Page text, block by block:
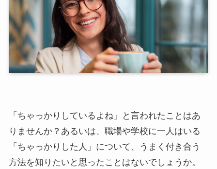
「ちゃっかりしているよね」と言われたことはあ
りませんか？あるいは、職場や学校に一人はいる
「ちゃっかりした人」について、うまく付き合う
方法を知りたいと思ったことはないでしょうか。